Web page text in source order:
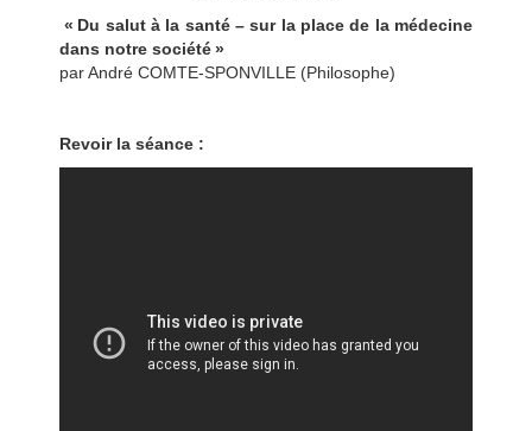
« Du salut à la santé – sur la place de la médecine
dans notre société »
par André COMTE-SPONVILLE (Philosophe)
Revoir la séance :